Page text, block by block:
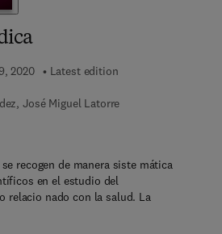
2020
Latest edition
José Miguel Latorre
recogen de manera siste mática
en el estudio del
relacio nado con la salud. La